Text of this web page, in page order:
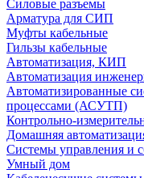
Силовые разъемы
Арматура для СИП
Муфты кабельные
Гильзы кабельные
Автоматизация, КИП
Автоматизация
Автоматизированные
процессами (АСУТП)
Контрольно-
Домашняя
Системы управления и
Умный дом